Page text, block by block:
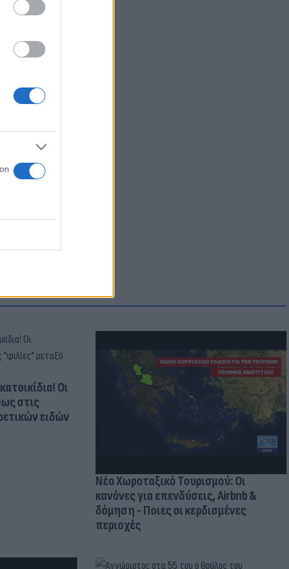
Οι
στις
ειδών
Νέο Χωροταξικό Τουρισμού: Οι
κανόνες για επενδύσεις, Airbnb &
δόμηση - Ποιες οι κερδισμένες
περιοχές